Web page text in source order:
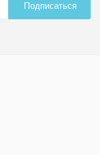
Подписаться